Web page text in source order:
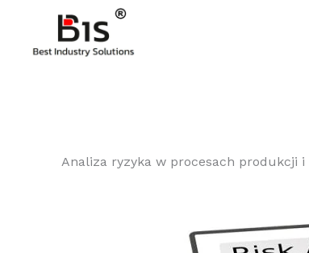
treści
nawigacji
treści
Analiza ryzyka w procesach produkcji i